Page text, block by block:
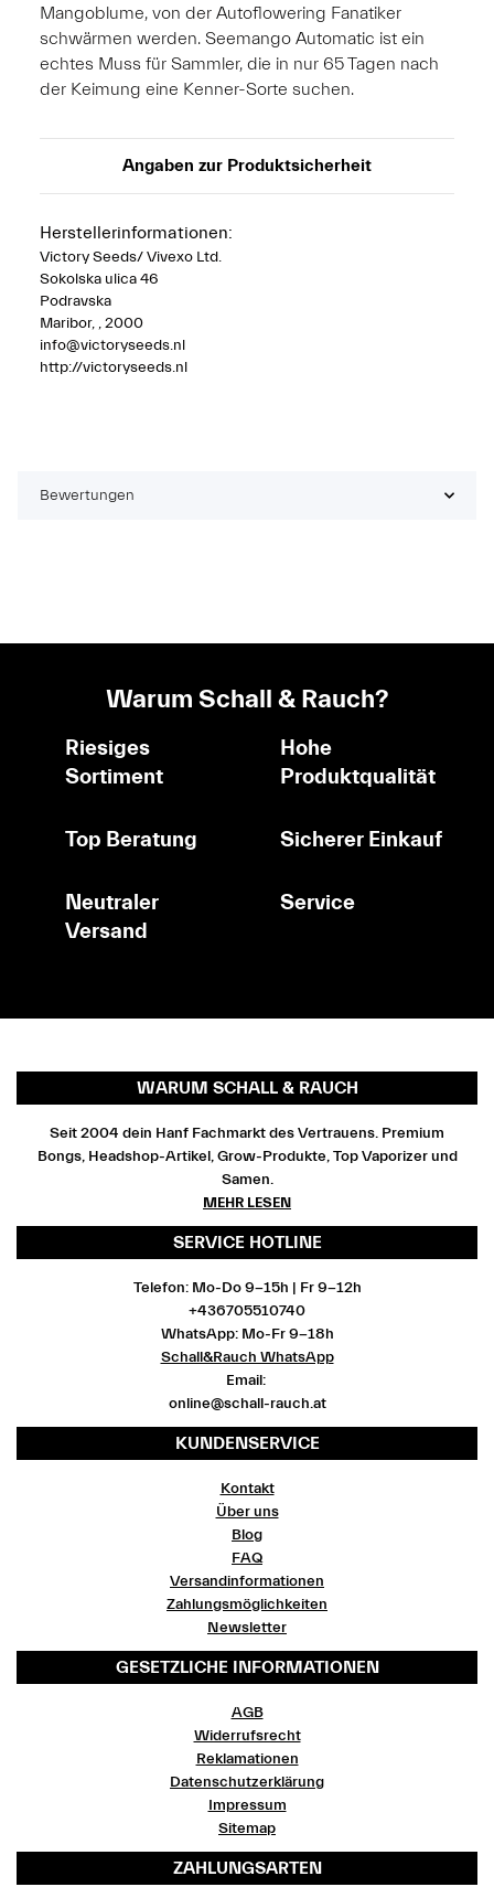
Mangoblume, von der Autoflowering Fanatiker
schwärmen werden. Seemango Automatic ist ein
echtes Muss für Sammler, die in nur 65 Tagen nach
der Keimung eine Kenner-Sorte suchen.
Angaben zur Produktsicherheit
Herstellerinformationen:
Victory Seeds/ Vivexo Ltd.
Sokolska ulica 46
Podravska
Maribor, , 2000
info@victoryseeds.nl
http://victoryseeds.nl
Bewertungen
Warum Schall & Rauch?
Riesiges
Sortiment
Hohe
Produktqualität
Top Beratung Sicherer Einkauf
Neutraler
Versand
Service
WARUM SCHALL & RAUCH
Seit 2004 dein Hanf Fachmarkt des Vertrauens. Premium
Bongs, Headshop-Artikel, Grow-Produkte, Top Vaporizer und
Samen.
MEHR LESEN
SERVICE HOTLINE
Telefon: Mo-Do 9-15h | Fr 9-12h
+436705510740
WhatsApp: Mo-Fr 9-18h
Schall&Rauch WhatsApp
Email:
online@schall-rauch.at
KUNDENSERVICE
Kontakt
Über uns
Blog
FAQ
Versandinformationen
Zahlungsmöglichkeiten
Newsletter
GESETZLICHE INFORMATIONEN
AGB
Widerrufsrecht
Reklamationen
Datenschutzerklärung
Impressum
Sitemap
ZAHLUNGSARTEN